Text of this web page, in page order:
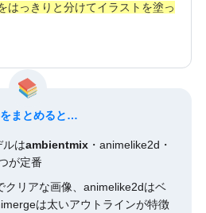
はっきりと分けてイラストを塗っ
まとめると…
ルはambientmix ・animelike2d・
が定番
クリアな画像、animelike2dはベ
は太いアウトラインが特徴